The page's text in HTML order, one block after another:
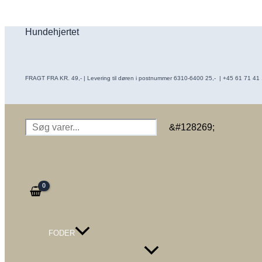
til
Hundehjertet
FRAGT FRA KR. 49,- | Levering til døren i postnummer 6310-6400 25,- | +45 61 71
Søg &#128269;
FODER
Menu